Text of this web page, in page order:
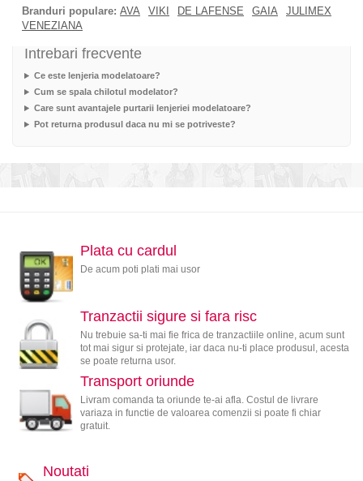
Branduri populare: AVA VIKI DE LAFENSE GAIA
JULIMEX
VENEZIANA
Intrebari frecvente
Ce este lenjeria modelatoare?
Cum se spala chilotul modelator?
Care sunt avantajele purtarii lenjeriei modelatoare?
Pot returna produsul daca nu mi se potriveste?
Plata cu cardul
De acum poti plati mai usor
Tranzactii sigure si fara risc
Nu trebuie sa-ti mai fie frica de tranzactiile online, acum sunt
tot mai sigur si protejate, iar daca nu-ti place produsul, acesta
se poate returna usor.
Transport oriunde
Livram comanda ta oriunde te-ai afla. Costul de livrare
variaza in functie de valoarea comenzii si poate fi chiar
gratuit.
Noutati